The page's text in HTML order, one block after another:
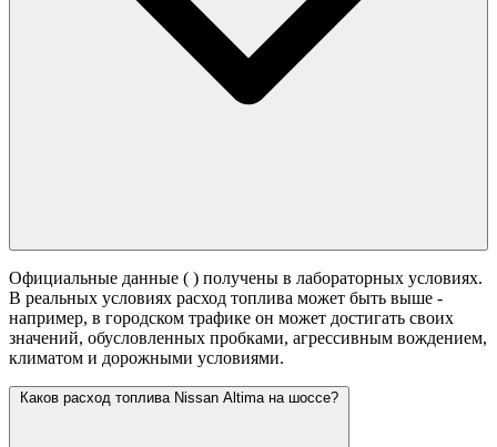
Официальные данные ( ) получены в лабораторных условиях.
В реальных условиях расход топлива может быть выше -
например, в городском трафике он может достигать своих
значений, обусловленных пробками, агрессивным вождением,
климатом и дорожными условиями.
Каков расход топлива Nissan Altima на шоссе?